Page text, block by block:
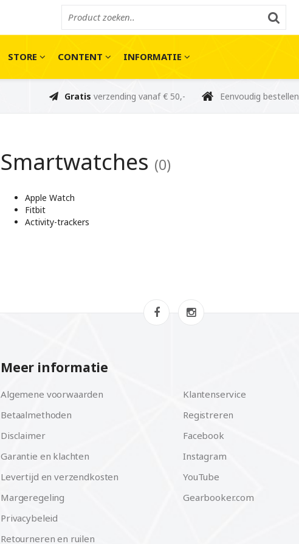
STORE CONTENT INFORMATIE
Gratis verzending vanaf € 50,- Eenvoudig bestellen
Smartwatches (0)
Apple Watch
Fitbit
Activity-trackers
Meer informatie
Algemene voorwaarden
Betaalmethoden
Disclaimer
Garantie en klachten
Levertijd en verzendkosten
Margeregeling
Privacybeleid
Retourneren en ruilen
Klantenservice
Registreren
Facebook
Instagram
YouTube
Gearbooker.com